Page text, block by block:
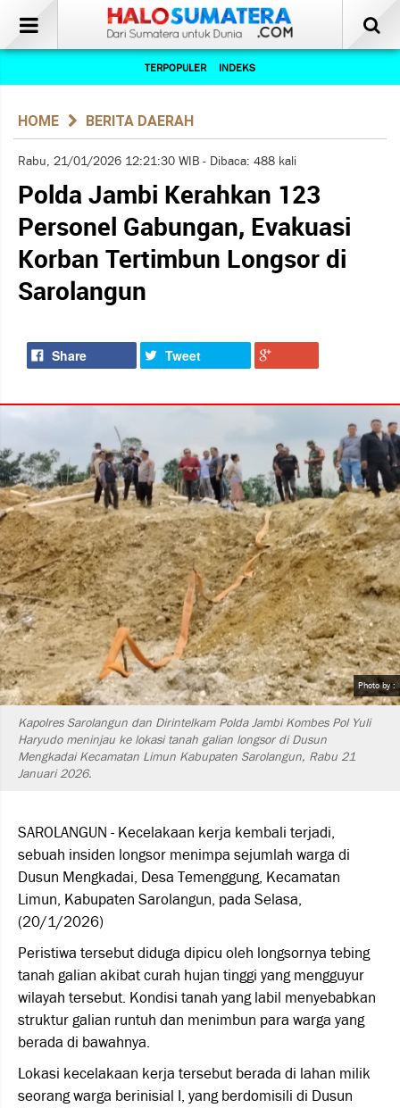
TERPOPULER INDEKS
HOME BERITA DAERAH
Rabu, 21/01/2026 12:21:30 WIB - Dibaca: 488 kali
Polda Jambi Kerahkan 123
Personel Gabungan, Evakuasi
Korban Tertimbun Longsor di
Sarolangun
Share Tweet
Photo by :
Kapolres Sarolangun dan Dirintelkam Polda Jambi Kombes Pol Yuli
Haryudo meninjau ke lokasi tanah galian longsor di Dusun
Mengkadai Kecamatan Limun Kabupaten Sarolangun, Rabu 21
Januari 2026.
SAROLANGUN - Kecelakaan kerja kembali terjadi,
sebuah insiden longsor menimpa sejumlah warga di
Dusun Mengkadai, Desa Temenggung, Kecamatan
Limun, Kabupaten Sarolangun, pada Selasa,
(20/1/2026)
Peristiwa tersebut diduga dipicu oleh longsornya tebing
tanah galian akibat curah hujan tinggi yang mengguyur
wilayah tersebut. Kondisi tanah yang labil menyebabkan
struktur galian runtuh dan menimbun para warga yang
berada di bawahnya.
Lokasi kecelakaan kerja tersebut berada di lahan milik
seorang warga berinisial I, yang berdomisili di Dusun